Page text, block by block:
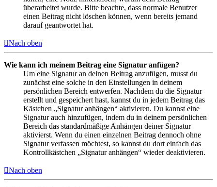
überarbeitet wurde. Bitte beachte, dass normale Benutzer
einen Beitrag nicht löschen können, wenn bereits jemand
darauf geantwortet hat.
Nach oben
Wie kann ich meinem Beitrag eine Signatur anfügen?
Um eine Signatur an deinen Beitrag anzufügen, musst du
zunächst eine solche in den Einstellungen in deinem
persönlichen Bereich entwerfen. Nachdem du die Signatur
erstellt und gespeichert hast, kannst du in jedem Beitrag das
Kästchen „Signatur anhängen“ aktivieren. Du kannst eine
Signatur auch hinzufügen, indem du in deinem persönlichen
Bereich das standardmäßige Anhängen deiner Signatur
aktivierst. Wenn du einen einzelnen Beitrag dennoch ohne
Signatur verfassen möchtest, so kannst du dort einfach das
Kontrollkästchen „Signatur anhängen“ wieder deaktivieren.
Nach oben